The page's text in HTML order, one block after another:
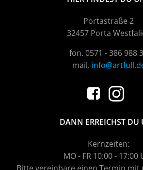
Portastraße 2
32457 Porta
fon. 0571 - 386 988
mail.
DANN ERREICHST DU
Kernzeiten:
MO - FR 10:00 - 17:00
Bitte vereinbare einen Termin mit